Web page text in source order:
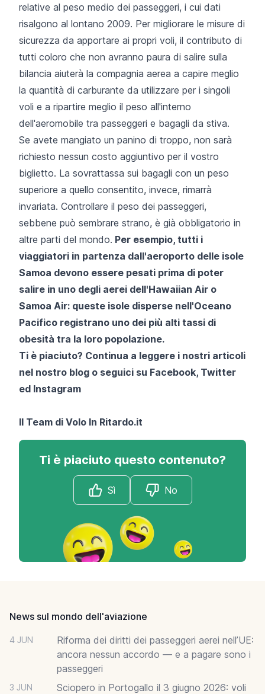
relative al peso medio dei passeggeri, i cui dati
risalgono al lontano 2009. Per migliorare le misure di
sicurezza da apportare ai propri voli, il contributo di
tutti coloro che non avranno paura di salire sulla
bilancia aiuterà la compagnia aerea a capire meglio
la quantità di carburante da utilizzare per i singoli
voli e a ripartire meglio il peso all'interno
dell'aeromobile tra passeggeri e bagagli da stiva.
Se avete mangiato un panino di troppo, non sarà
richiesto nessun costo aggiuntivo per il vostro
biglietto. La sovrattassa sui bagagli con un peso
superiore a quello consentito, invece, rimarrà
invariata. Controllare il peso dei passeggeri,
sebbene può sembrare strano, è già obbligatorio in
altre parti del mondo. Per esempio, tutti i
viaggiatori in partenza dall'aeroporto delle isole
Samoa devono essere pesati prima di poter
salire in uno degli aerei dell'Hawaiian Air o
Samoa Air: queste isole disperse nell'Oceano
Pacifico registrano uno dei più alti tassi di
obesità tra la loro popolazione.
Ti è piaciuto? Continua a leggere i nostri articoli
nel nostro blog o seguici su Facebook, Twitter
ed Instagram
Il Team di Volo In Ritardo.it
Ti è piaciuto questo contenuto?
Sì No
News sul mondo dell'aviazione
4 JUN
Riforma dei diritti dei passeggeri aerei nell’UE:
ancora nessun accordo — e a pagare sono i
passeggeri
3 JUN
Sciopero in Portogallo il 3 giugno 2026: voli